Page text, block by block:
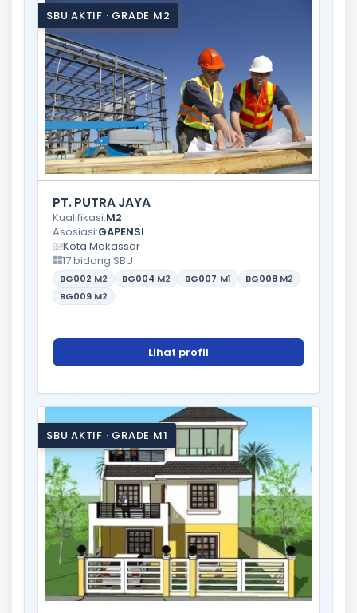
SBU AKTIF · GRADE M2
PT. PUTRA JAYA
Kualifikasi:M2
Asosiasi:GAPENSI
Kota Makassar
17 bidang SBU
BG002 M2 BG004 M2 BG007 M1 BG008 M2
BG009 M2
Lihat profil
SBU AKTIF · GRADE M1